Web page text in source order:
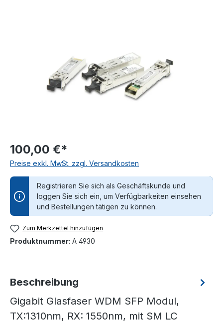
100,00 €*
Preise exkl. MwSt. zzgl. Versandkosten
Registrieren Sie sich als Geschäftskunde und
loggen Sie sich ein, um Verfügbarkeiten einsehen
und Bestellungen tätigen zu können.
Zum Merkzettel hinzufügen
Produktnummer: A 4930
Beschreibung
Gigabit Glasfaser WDM SFP Modul,
TX:1310nm, RX: 1550nm, mit SM LC